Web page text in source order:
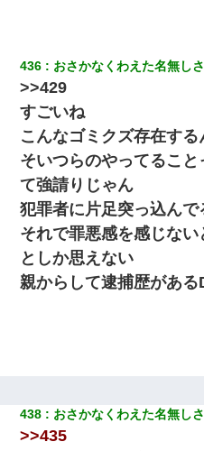
妻が亡くなったんだけど正直ガチ
彼氏の家に泊まる事になり、ゲ
と電気を消すとミシッって音が
よくドアを開けるとなんと…
今日夫の実家に泊ったんだけど
リしてた
クラスで一人無口で誰とも話さ
なかったその男子に女子達がお
私「まとめ買いして冷凍ストッ
436 おさかなくわえた名無し
>>429
すごいね
こんなゴミクズ存在する
そいつらのやってるこ
て強請りじゃん
犯罪者に片足突っ込んで
それで罪悪感を感じな
としか思えない
親からして逮捕歴があ
438 おさかなくわえた名無し
>>435